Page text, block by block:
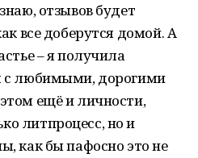
отзывов будет
все доберутся домой. А
– я получила
с любимыми, дорогими
ещё и личности,
литпроцесс, но и
как бы пафосно это не